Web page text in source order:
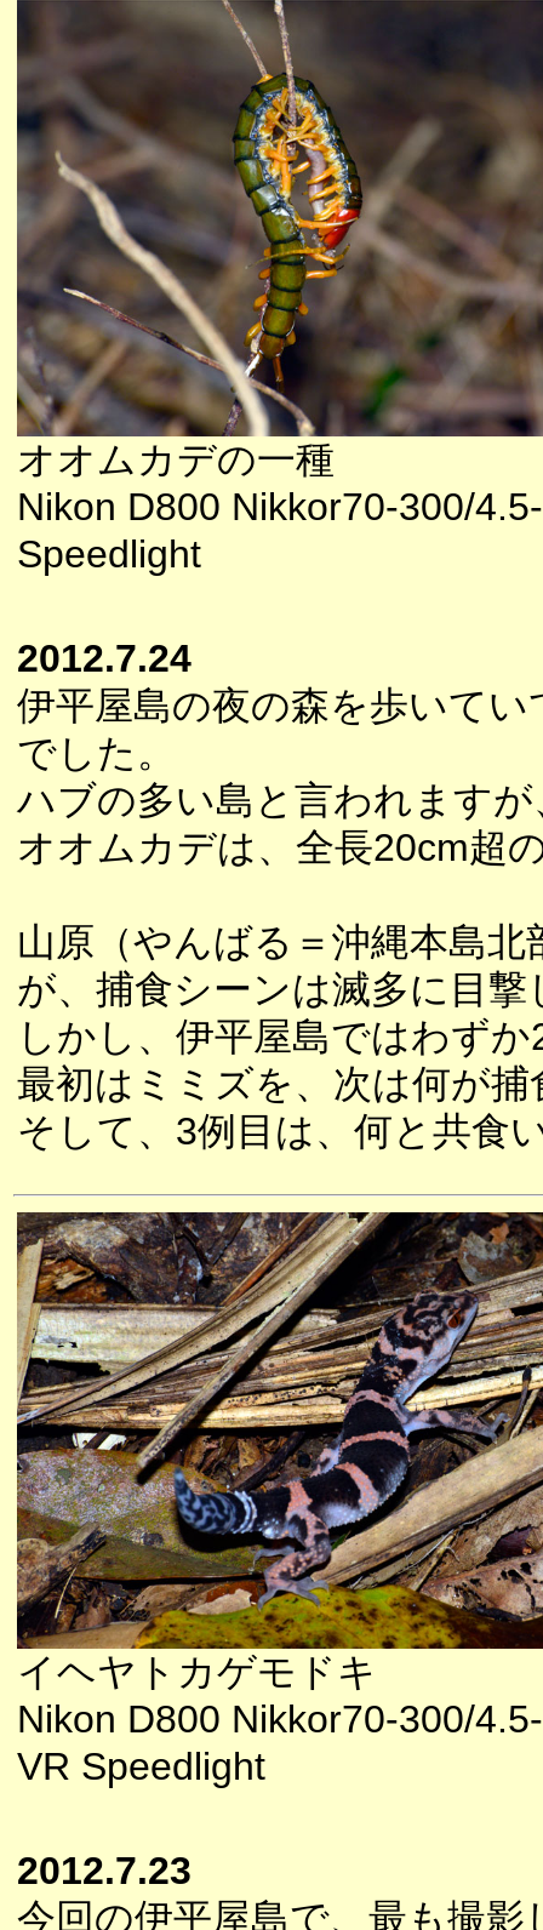
オオムカデの一種
Nikon D800 Nikkor70-300/
Speedlight
2012.7.24
伊平屋島の夜の森を歩いて
でした。
ハブの多い島と言われます
オオムカデは、全長20cm超
山原（やんばる＝沖縄本島
が、捕食シーンは滅多に目撃
しかし、伊平屋島ではわず
最初はミミズを、次は何が
そして、3例目は、何と共食
イヘヤトカゲモドキ
Nikon D800 Nikkor70-300/
VR Speedlight
2012.7.23
今回の伊平屋島で、最も撮